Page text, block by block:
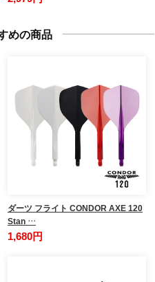
めの商品
ダーツ フライト CONDOR AXE 120
Stan …
1,680円